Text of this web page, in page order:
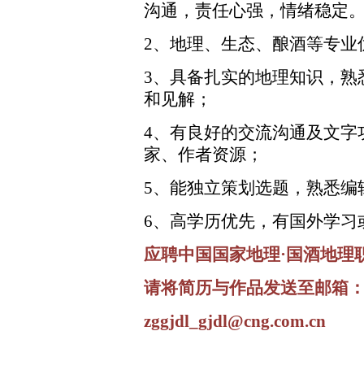
沟通，责任心强，情绪稳定
2、地理、生态、酿酒等专业
3、具备扎实的地理知识，
和见解；
4、有良好的交流沟通及文
家、作者资源；
5、能独立策划选题，熟悉
6、高学历优先，有国外学
应聘中国国家地理·国酒地理
请将简历与作品发送至邮箱
zggjdl_gjdl@cng.com.cn